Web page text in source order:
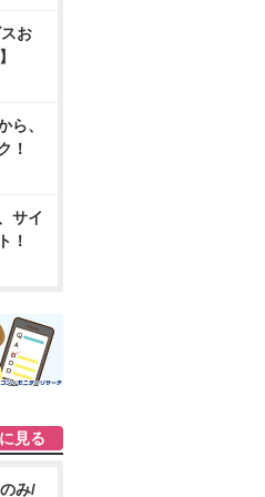
お
ら、
！
サイ
！
見る
み/